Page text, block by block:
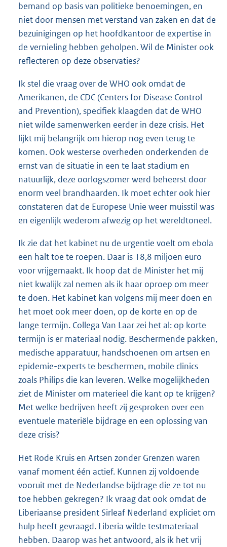
bemand op basis van politieke benoemingen, en
niet door mensen met verstand van zaken en dat de
bezuinigingen op het hoofdkantoor de expertise in
de vernieling hebben geholpen. Wil de Minister ook
reflecteren op deze observaties?
Ik stel die vraag over de WHO ook omdat de
Amerikanen, de CDC (Centers for Disease Control
and Prevention), specifiek klaagden dat de WHO
niet wilde samenwerken eerder in deze crisis. Het
lijkt mij belangrijk om hierop nog even terug te
komen. Ook westerse overheden onderkenden de
ernst van de situatie in een te laat stadium en
natuurlijk, deze oorlogszomer werd beheerst door
enorm veel brandhaarden. Ik moet echter ook hier
constateren dat de Europese Unie weer muisstil was
en eigenlijk wederom afwezig op het wereldtoneel.
Ik zie dat het kabinet nu de urgentie voelt om ebola
een halt toe te roepen. Daar is 18,8 miljoen euro
voor vrijgemaakt. Ik hoop dat de Minister het mij
niet kwalijk zal nemen als ik haar oproep om meer
te doen. Het kabinet kan volgens mij meer doen en
het moet ook meer doen, op de korte en op de
lange termijn. Collega Van Laar zei het al: op korte
termijn is er materiaal nodig. Beschermende pakken,
medische apparatuur, handschoenen om artsen en
epidemie-experts te beschermen, mobile clinics
zoals Philips die kan leveren. Welke mogelijkheden
ziet de Minister om materieel die kant op te krijgen?
Met welke bedrijven heeft zij gesproken over een
eventuele materiële bijdrage en een oplossing van
deze crisis?
Het Rode Kruis en Artsen zonder Grenzen waren
vanaf moment één actief. Kunnen zij voldoende
vooruit met de Nederlandse bijdrage die ze tot nu
toe hebben gekregen? Ik vraag dat ook omdat de
Liberiaanse president Sirleaf Nederland expliciet om
hulp heeft gevraagd. Liberia wilde testmateriaal
hebben. Daarop was het antwoord, als ik het vrij